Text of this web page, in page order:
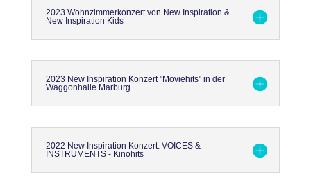
2023 Wohnzimmerkonzert von New Inspiration &
New Inspiration Kids
2023 New Inspiration Konzert "Moviehits" in der
Waggonhalle Marburg
2022 New Inspiration Konzert: VOICES &
INSTRUMENTS - Kinohits